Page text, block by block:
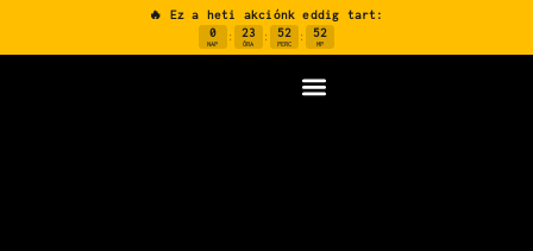
🔥 Ez a heti akciónk eddig tart:
0
NAP
: 23
ÓRA
: 52
PERC
: 52
MP